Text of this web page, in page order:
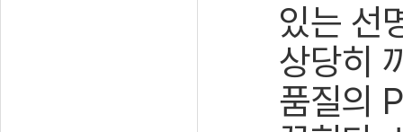
있는 선
상당히
품질의